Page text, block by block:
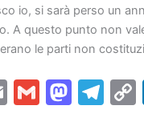
io, si sarà perso un
A questo punto non
le parti non
E G M T